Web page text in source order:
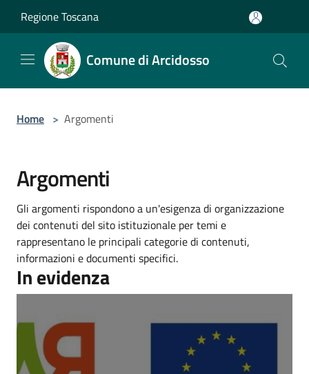
Regione Toscana
Comune di Arcidosso
Home > Argomenti
Argomenti
Gli argomenti rispondono a un'esigenza di organizzazione
dei contenuti del sito istituzionale per temi e
rappresentano le principali categorie di contenuti,
informazioni e documenti specifici.
In evidenza